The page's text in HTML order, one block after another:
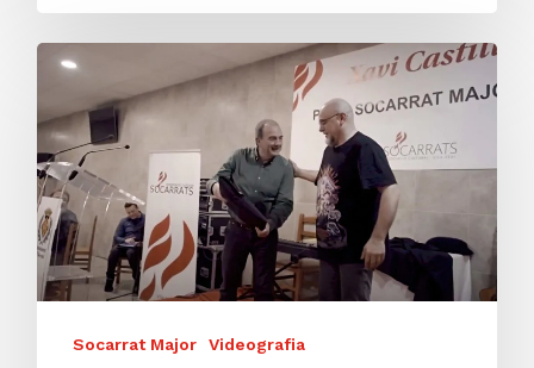
Socarrat Major Videografia